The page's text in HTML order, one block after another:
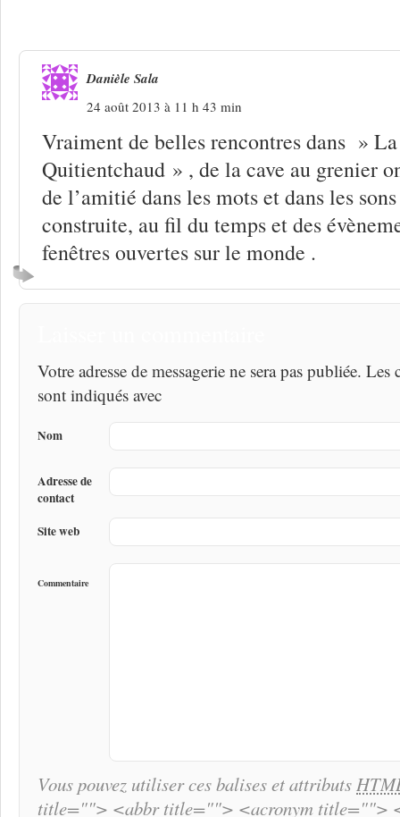
Danièle Sala
24 août 2013 à 11 h 43 min
Vraiment de belles rencontres dans »
Quitientchaud » , de la cave au grenier
de l’amitié dans les mots et dans les
construite, au fil du temps et des
fenêtres ouvertes sur le monde .
Votre adresse de messagerie ne sera pas publiée.
sont indiqués avec
Nom
Adresse de
contact
Site web
Commentaire
Vous pouvez utiliser ces balises et attributs
title=""> <abbr title=""> <acronym title="">